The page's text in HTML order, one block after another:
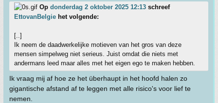
Op donderdag 2 oktober 2025 12:13 schreef
EttovanBelgie het volgende:
[..]
Ik neem de daadwerkelijke motieven van het gros van deze
mensen simpelweg niet serieus. Juist omdat die niets met
andermans leed maar alles met het eigen ego te maken hebben.
Ik vraag mij af hoe ze het überhaupt in het hoofd halen zo
gigantische afstand af te leggen met alle risico's voor lief te
nemen.